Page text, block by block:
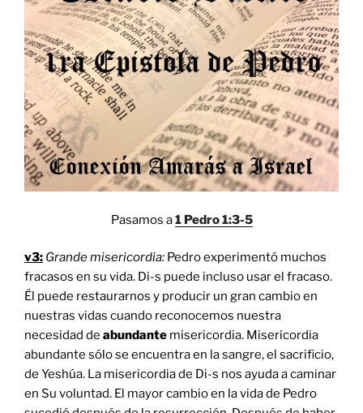
Pasamos a1 Pedro 1:3-5
v3: Grande misericordia: Pedro experimentó muchos
fracasos en su vida. Di-s puede incluso usar el fracaso.
Él puede restaurarnos y producir un gran cambio en
nuestras vidas cuando reconocemos nuestra
necesidad de abundante misericordia. Misericordia
abundante sólo se encuentra en la sangre, el sacrificio,
de Yeshúa. La misericordia de Di-s nos ayuda a caminar
en Su voluntad. El mayor cambio en la vida de Pedro